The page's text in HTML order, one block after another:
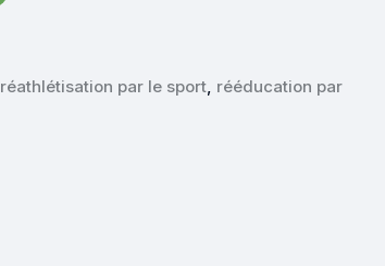
réathlétisation par le sport rééducation par